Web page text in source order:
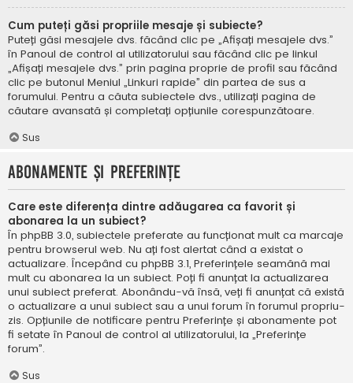
Cum puteți găsi propriile mesaje și subiecte?
Puteți găsi mesajele dvs. făcând clic pe „Afișați mesajele dvs.”
în Panoul de control al utilizatorului sau făcând clic pe linkul
„Afișați mesajele dvs.” prin pagina proprie de profil sau făcând
clic pe butonul Meniul „Linkuri rapide” din partea de sus a
forumului. Pentru a căuta subiectele dvs., utilizați pagina de
căutare avansată și completați opțiunile corespunzătoare.
Sus
Abonamente și Preferințe
Care este diferența dintre adăugarea ca favorit și
abonarea la un subiect?
În phpBB 3.0, subiectele preferate au funcționat mult ca marcaje
pentru browserul web. Nu ați fost alertat când a existat o
actualizare. Începând cu phpBB 3.1, Preferințele seamănă mai
mult cu abonarea la un subiect. Poți fi anunțat la actualizarea
unui subiect preferat. Abonându-vă însă, veți fi anunțat că există
o actualizare a unui subiect sau a unui forum în forumul propriu-
zis. Opțiunile de notificare pentru Preferințe și abonamente pot
fi setate în Panoul de control al utilizatorului, la „Preferințe
forum”.
Sus